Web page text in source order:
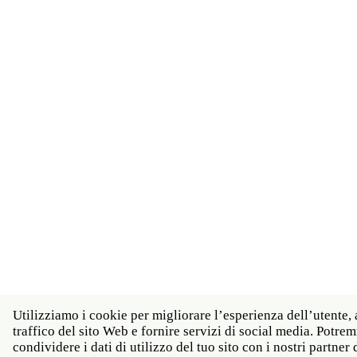
Utilizziamo i cookie per migliorare l’esperienza dell’utente,
traffico del sito Web e fornire servizi di social media.
condividere i dati di utilizzo del tuo sito con i nostri partner